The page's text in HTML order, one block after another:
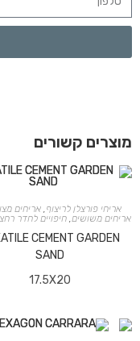
מוצרים קשורים
אריחי פורצלן לריצוף,אריחים
אריחים משושים, חיפויים לחדר
CEMENT GARDEN
SAND
17.5X20